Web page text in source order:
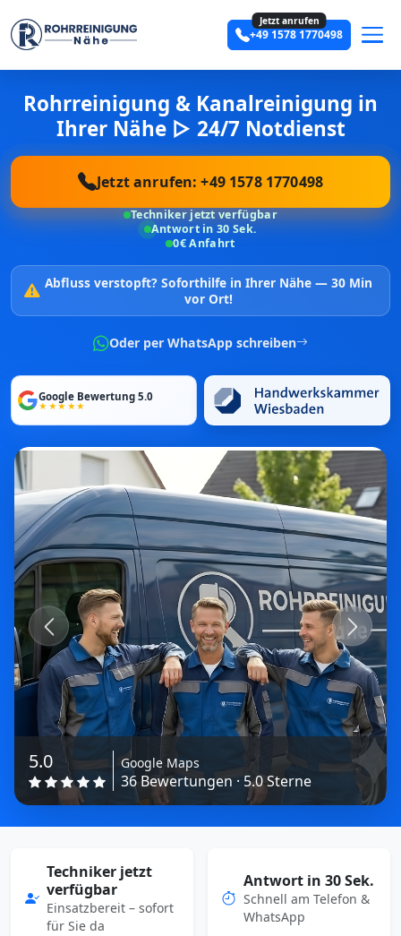
Jetzt anrufen
+49 1578 1770498
Rohrreinigung & Kanalreinigung in
Ihrer Nähe ▷ 24/7 Notdienst
Jetzt anrufen: +49 1578 1770498
Techniker jetzt verfügbar
Antwort in 30 Sek.
0€ Anfahrt
Abfluss verstopft? Soforthilfe in Ihrer Nähe — 30 Min
vor Ort!
Oder per WhatsApp schreiben
Google Bewertung 5.0
★★★★★
5.0 Google Maps
36 Bewertungen · 5.0 Sterne
Previous Next
Techniker jetzt
verfügbar
Einsatzbereit – sofort
für Sie da
Antwort in 30 Sek.
Schnell am Telefon &
WhatsApp